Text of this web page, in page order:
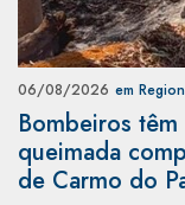
06/08/2026 em
Bombeiros
queimada
de Carmo do